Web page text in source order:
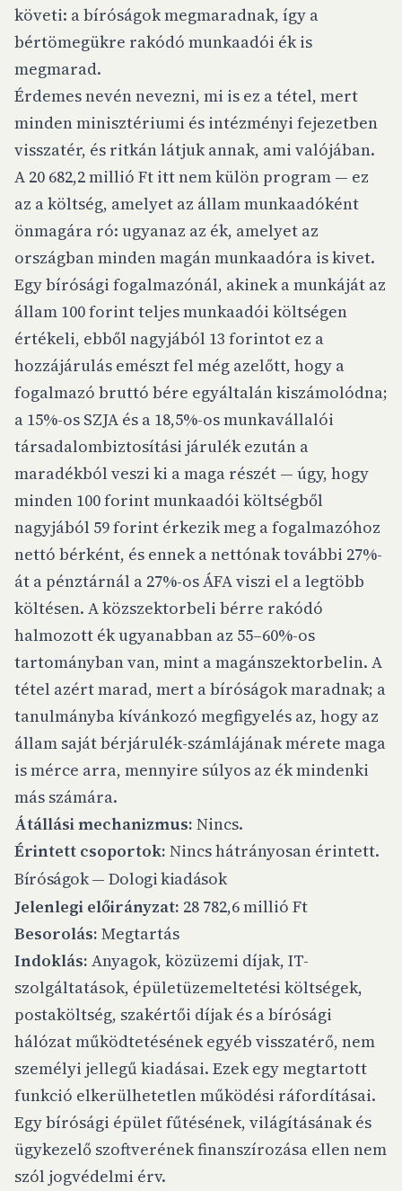
követi: a bíróságok megmaradnak, így a
bértömegükre rakódó munkaadói ék is
megmarad.
Érdemes nevén nevezni, mi is ez a tétel, mert
minden minisztériumi és intézményi fejezetben
visszatér, és ritkán látjuk annak, ami valójában.
A 20 682,2 millió Ft itt nem külön program — ez
az a költség, amelyet az állam munkaadóként
önmagára ró: ugyanaz az ék, amelyet az
országban minden magán munkaadóra is kivet.
Egy bírósági fogalmazónál, akinek a munkáját az
állam 100 forint teljes munkaadói költségen
értékeli, ebből nagyjából 13 forintot ez a
hozzájárulás emészt fel még azelőtt, hogy a
fogalmazó bruttó bére egyáltalán kiszámolódna;
a 15%-os SZJA és a 18,5%-os munkavállalói
társadalombiztosítási járulék ezután a
maradékból veszi ki a maga részét — úgy, hogy
minden 100 forint munkaadói költségből
nagyjából 59 forint érkezik meg a fogalmazóhoz
nettó bérként, és ennek a nettónak további 27%-
át a pénztárnál a 27%-os ÁFA viszi el a legtöbb
költésen. A közszektorbeli bérre rakódó
halmozott ék ugyanabban az 55–60%-os
tartományban van, mint a magánszektorbelin. A
tétel azért marad, mert a bíróságok maradnak; a
tanulmányba kívánkozó megfigyelés az, hogy az
állam saját bérjárulék-számlájának mérete maga
is mérce arra, mennyire súlyos az ék mindenki
más számára.
Átállási mechanizmus: Nincs.
Érintett csoportok: Nincs hátrányosan érintett.
Bíróságok — Dologi kiadások
Jelenlegi előirányzat: 28 782,6 millió Ft
Besorolás: Megtartás
Indoklás: Anyagok, közüzemi díjak, IT-
szolgáltatások, épületüzemeltetési költségek,
postaköltség, szakértői díjak és a bírósági
hálózat működtetésének egyéb visszatérő, nem
személyi jellegű kiadásai. Ezek egy megtartott
funkció elkerülhetetlen működési ráfordításai.
Egy bírósági épület fűtésének, világításának és
ügykezelő szoftverének finanszírozása ellen nem
szól jogvédelmi érv.